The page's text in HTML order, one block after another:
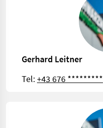
Gerhard Leitner
Tel:+43 676 *********